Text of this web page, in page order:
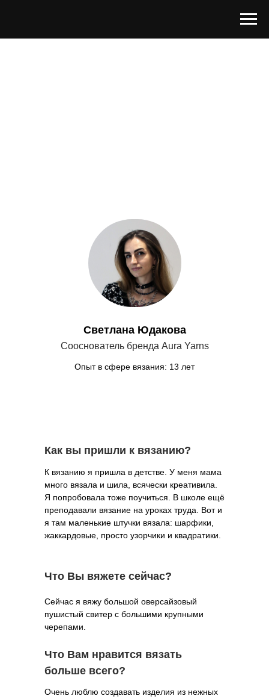
Светлана Юдакова
Опыт в сфере вязания: 13 лет
Сооснователь бренда Aura Yarns
Как вы пришли к вязанию?
К вязанию я пришла в детстве. У меня мама
много вязала и шила, всячески креативила.
Я попробовала тоже поучиться. В школе ещё
преподавали вязание на уроках труда. Вот и
я там маленькие штучки вязала: шарфики,
жаккардовые, просто узорчики и квадратики.
Что Вы вяжете сейчас?
Сейчас я вяжу большой оверсайзовый
пушистый свитер с большими крупными
черепами.
Что Вам нравится вязать
больше всего?
Очень люблю создавать изделия из нежных